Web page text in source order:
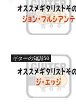
ギターの知識50